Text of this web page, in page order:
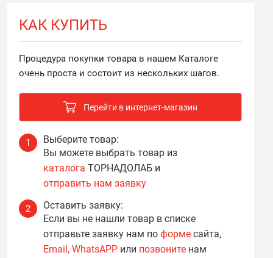
КАК КУПИТЬ
Процедура покупки товара в нашем Каталоге
очень проста и состоит из нескольких шагов.
Перейти в интернет-магазин
1
Выберите товар:
Вы можете выбрать товар из
каталога ТОРНАДОЛАБ и
отправить нам заявку
2
Оставить заявку:
Если вы не нашли товар в списке
отправьте заявку нам по формесайта,
Email, WhatsAPPили позвонитенам